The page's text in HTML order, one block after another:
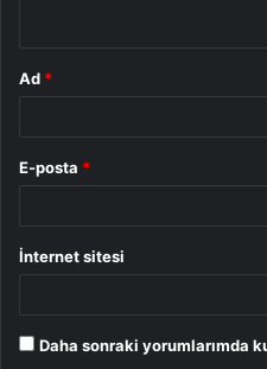
Ad *
E-posta *
İnternet sitesi
Daha sonraki yorumlarımda